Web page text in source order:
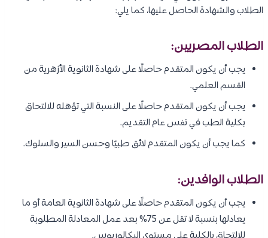
الطلاب والشهادة الحاصل عليها، كما يلي:
الطلاب المصريين:
يجب أن يكون المتقدم حاصلًا على شهادة الثانوية الأزهرية من
القسم العلمي.
يجب أن يكون المتقدم حاصلًا على النسبة التي تؤهله للالتحاق
بكلية الطب في نفس عام التقديم.
كما يجب أن يكون المتقدم لائق طبيًا وحسن السير والسلوك.
الطلاب الوافدين:
يجب أن يكون المتقدم حاصلًا على شهادة الثانوية العامة أو ما
يعادلها بنسبة لا تقل عن 75% بعد عمل المعادلة المطلوبة